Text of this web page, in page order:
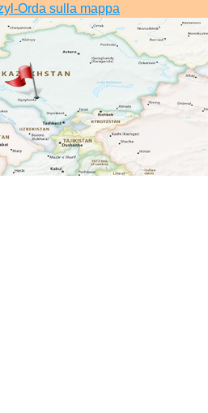
Orda sulla mappa